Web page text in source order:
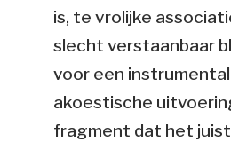
is, te vrolijke
slecht verstaanbaar
voor een
akoestische
fragment dat het